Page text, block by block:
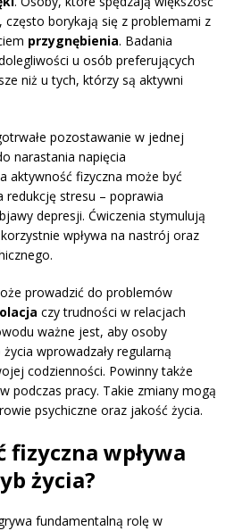
często borykają się z problemami z
przygnębienia. Badania
u osób preferujących
niż u tych, którzy są aktywni
pozostawanie w jednej
narastania napięcia
aktywność fizyczna może być
redukcję stresu – poprawia
depresji. Ćwiczenia stymulują
wpływa na nastrój oraz
prowadzić do problemów
czy trudności w relacjach
ważne jest, aby osoby
wprowadzały regularną
codzienności. Powinny także
podczas pracy. Takie zmiany mogą
psychiczne oraz jakość życia.
fizyczna wpływa
życia?
fundamentalną rolę w